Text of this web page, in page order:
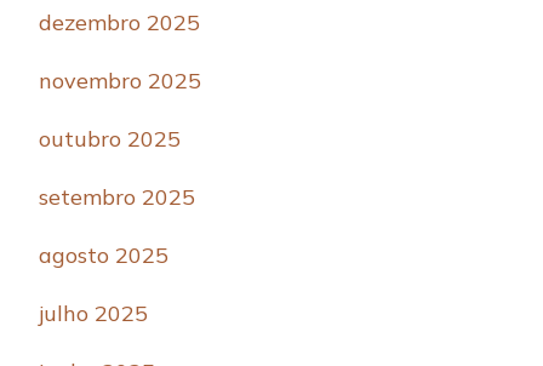
dezembro 2025
novembro 2025
outubro 2025
setembro 2025
agosto 2025
julho 2025